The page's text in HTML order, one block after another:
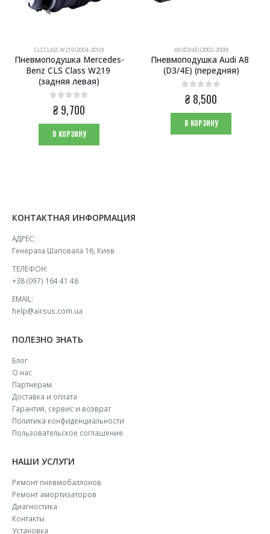
CLS CLASS W219 (2004-2010)
Пневмоподушка Mercedes-
Benz CLS Class W219
(задняя левая)
0из 5
₴9,700
В КОРЗИНУ
A8 (D3/4E) (2002-2009)
Пневмоподушка Audi A8
(D3/4E) (передняя)
0из 5
₴8,500
В КОРЗИНУ
КОНТАКТНАЯ ИНФОРМАЦИЯ
АДРЕС:
Генерала Шаповала 16, Киев
ТЕЛЕФОН:
+38 (097) 164 41 48
EMAIL:
help@airsus.com.ua
ПОЛЕЗНО ЗНАТЬ
Блог
О нас
Партнерам
Доставка и оплата
Гарантия, сервис и возврат
Политика конфиденциальности
Пользовательское соглашение
НАШИ УСЛУГИ
Ремонт пневмобаллонов
Ремонт амортизаторов
Диагностика
Контакты
Установка